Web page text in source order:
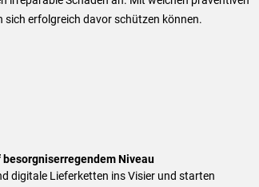
sich erfolgreich davor schützen können.
Niveau
digitale Lieferketten ins Visier und starten